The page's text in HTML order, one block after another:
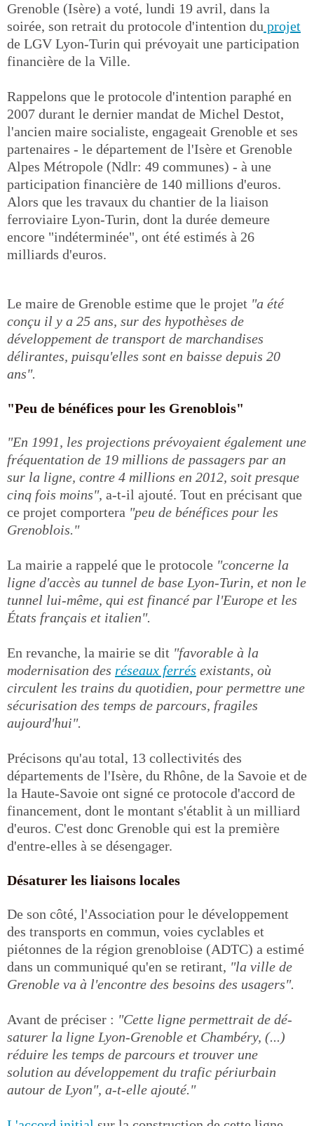
Grenoble (Isère) a voté, lundi 19 avril, dans la
soirée, son retrait du protocole d'intention du projet
de LGV Lyon-Turin qui prévoyait une participation
financière de la Ville.
Rappelons que le protocole d'intention paraphé en
2007 durant le dernier mandat de Michel Destot,
l'ancien maire socialiste, engageait Grenoble et ses
partenaires - le département de l'Isère et Grenoble
Alpes Métropole (Ndlr: 49 communes) - à une
participation financière de 140 millions d'euros.
Alors que les travaux du chantier de la liaison
ferroviaire Lyon-Turin, dont la durée demeure
encore "indéterminée", ont été estimés à 26
milliards d'euros.
Le maire de Grenoble estime que le projet "a été
conçu il y a 25 ans, sur des hypothèses de
développement de transport de marchandises
délirantes, puisqu'elles sont en baisse depuis 20
ans".
"Peu de bénéfices pour les Grenoblois"
"En 1991, les projections prévoyaient également une
fréquentation de 19 millions de passagers par an
sur la ligne, contre 4 millions en 2012, soit presque
cinq fois moins", a-t-il ajouté. Tout en précisant que
ce projet comportera "peu de bénéfices pour les
Grenoblois."
La mairie a rappelé que le protocole "concerne la
ligne d'accès au tunnel de base Lyon-Turin, et non le
tunnel lui-même, qui est financé par l'Europe et les
États français et italien".
En revanche, la mairie se dit "favorable à la
modernisation des réseaux ferrés existants, où
circulent les trains du quotidien, pour permettre une
sécurisation des temps de parcours, fragiles
aujourd'hui".
Précisons qu'au total, 13 collectivités des
départements de l'Isère, du Rhône, de la Savoie et de
la Haute-Savoie ont signé ce protocole d'accord de
financement, dont le montant s'établit à un milliard
d'euros. C'est donc Grenoble qui est la première
d'entre-elles à se désengager.
Désaturer les liaisons locales
De son côté, l'Association pour le développement
des transports en commun, voies cyclables et
piétonnes de la région grenobloise (ADTC) a estimé
dans un communiqué qu'en se retirant, "la ville de
Grenoble va à l'encontre des besoins des usagers".
Avant de préciser : "Cette ligne permettrait de dé-
saturer la ligne Lyon-Grenoble et Chambéry, (...)
réduire les temps de parcours et trouver une
solution au développement du trafic périurbain
autour de Lyon", a-t-elle ajouté."